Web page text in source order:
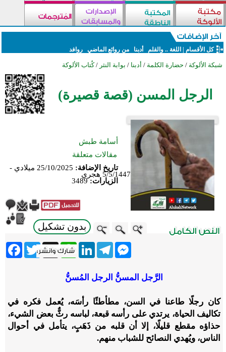
كل الأقسام اللغة .. والقلم أدبنا من روائع الماضي روافد
شبكة الألوكة / حضارة الكلمة / أدبنا / بوابة النثر / كُتاب الألوكة
الرجل المسن (قصة قصيرة)
أسامة طبش
مقالات متعلقة
تاريخ الإضافة:
25/10/2025 ميلادي -
5/5/1447 هجري
الزيارات:3489
بدون تشكيل
Twitter X
WhatsApp
LinkedInTelegram
Messenger
الرَّجل المسنُّ الرجل المُسنُّ
كان رجلًا طاعنا في السن، مطأطئًا رأسَه، يُعمل فكره في
تكاليف الحياة، يرتدي على رأسه قبعة، لباسه رثٌّ بعض الشيء،
حذاؤه مقطع قليلًا، إلا أن قلبه من ذَهَبٍ، يتأمل في أحوال
الناس، ويُهدي النصائح للشباب منهم.